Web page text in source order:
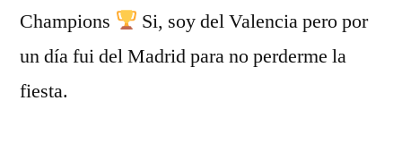
Champions
Si, soy del Valencia pero por
un día fui del Madrid para no perderme la
fiesta.